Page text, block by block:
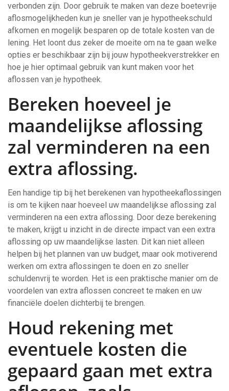
verbonden zijn. Door gebruik te maken van deze boetevrije
aflosmogelijkheden kun je sneller van je hypotheekschuld
afkomen en mogelijk besparen op de totale kosten van de
lening. Het loont dus zeker de moeite om na te gaan welke
opties er beschikbaar zijn bij jouw hypotheekverstrekker en
hoe je hier optimaal gebruik van kunt maken voor het
aflossen van je hypotheek.
Bereken hoeveel je
maandelijkse aflossing
zal verminderen na een
extra aflossing.
Een handige tip bij het berekenen van hypotheekaflossingen
is om te kijken naar hoeveel uw maandelijkse aflossing zal
verminderen na een extra aflossing. Door deze berekening
te maken, krijgt u inzicht in de directe impact van een extra
aflossing op uw maandelijkse lasten. Dit kan niet alleen
helpen bij het plannen van uw budget, maar ook motiverend
werken om extra aflossingen te doen en zo sneller
schuldenvrij te worden. Het is een praktische manier om de
voordelen van extra aflossen concreet te maken en uw
financiële doelen dichterbij te brengen.
Houd rekening met
eventuele kosten die
gepaard gaan met extra